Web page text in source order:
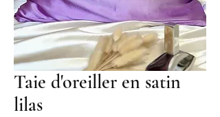
Taie d'oreiller en satin
lilas